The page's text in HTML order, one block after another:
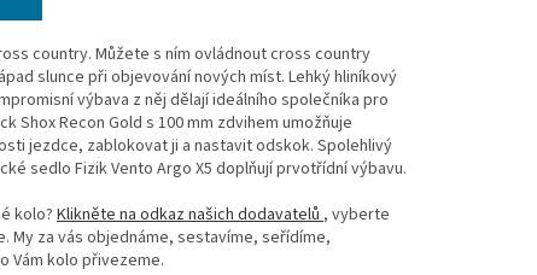
country. Můžete s ním ovládnout cross country
slunce při objevování nových míst. Lehký hliníkový
výbava z něj dělají ideálního společníka pro
Shox Recon Gold s 100 mm zdvihem umožňuje
jezdce, zablokovat ji a nastavit odskok. Spolehlivý
sedlo Fizik Vento Argo X5 doplňují prvotřídní výbavu.
kolo? Klikněte na odkaz našich dodavatelů, vyberte
My za vás objednáme, sestavíme, seřídíme,
Vám kolo přivezeme.